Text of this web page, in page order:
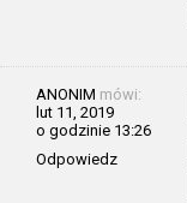
ANONIM mówi:
lut 11, 2019
o godzinie 13:26
Odpowiedz